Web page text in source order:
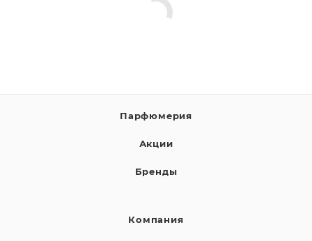
Парфюмерия
Акции
Бренды
Компания